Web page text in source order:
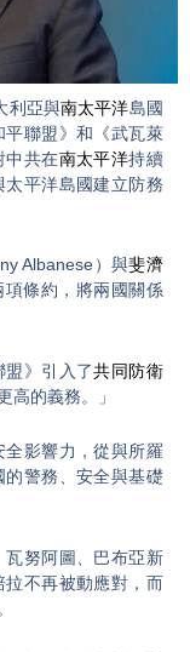
利亞與南太平洋島國
平聯盟》和《武瓦萊
中共在南太平洋持續
平洋島國建立防務
Albanese）與斐濟
條約，將兩國關係
盟》引入了共同防衛
高的義務。」
影響力，從與所羅
警務、安全與基礎
努阿圖、巴布亞新
不再被動應對，而